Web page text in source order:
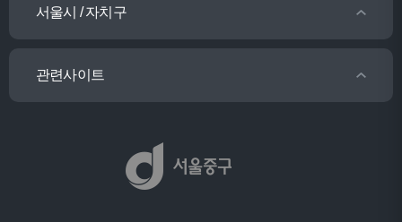
서울시 / 자치구
관련사이트